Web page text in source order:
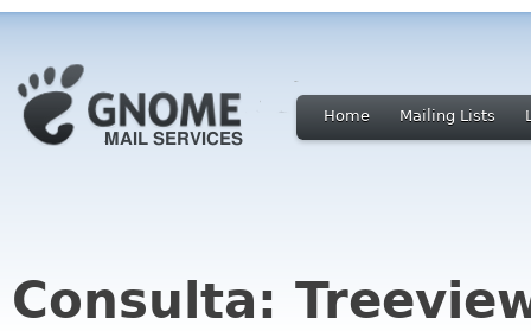
Home Mailing Lists
Consulta: